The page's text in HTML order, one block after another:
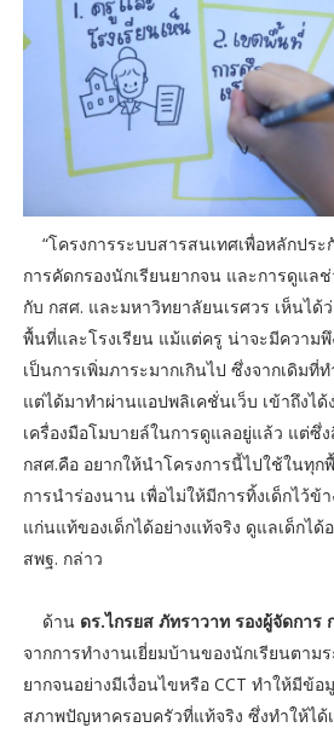
“โครงการระบบสารสนเทศเพื่อหลักปร
การคัดกรองนักเรียนยากจน และการดูแล
กับ กสศ. และมหาวิทยาลัยนเรศวร เห็นได้
พื้นที่และโรงเรียน แม้แต่ครู น่าจะมีความพึ
เป็นการเพิ่มภาระมากเกินไป ซึ่งจากเดิมที่
แต่ได้มาทำผ่านแอปพลิเคชั่นเว็บ เข้าถึงได้
เครื่องมือโมบายล์ในการดูแลอยู่แล้ว แต่ซึ่
กสศ.คือ อยากให้นำโครงการนี้ไปใช้ในทุก
การนำร่องนาน เพื่อไม่ให้มีการทิ้งเด็กไว้ข้
แก่นแท้ของเด็กได้อย่างแท้จริง ดูแลเด็กได้
สพฐ. กล่าว
ด้าน ดร.ไกรยส ภัทราวาท รองผู้จัดการ
จากการทำงานเยี่ยมบ้านของนักเรียนตาม
ยากจนอย่างมีเงื่อนไขหรือ CCT ทำให้มีข้
สภาพปัญหาครอบครัวที่แท้จริง ซึ่งทำให้ได้